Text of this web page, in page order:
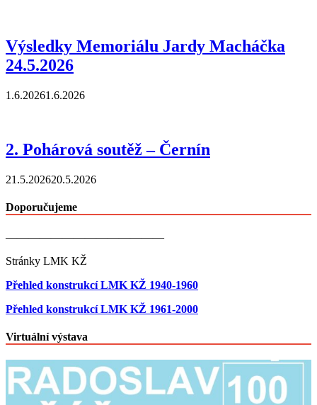
Výsledky Memoriálu Jardy Macháčka
24.5.2026
1.6.20261.6.2026
2. Pohárová soutěž – Černín
21.5.202620.5.2026
Doporučujeme
——————————————
Stránky LMK KŽ
Přehled konstrukcí LMK KŽ 1940-1960
Přehled konstrukcí LMK KŽ 1961-2000
Virtuální výstava